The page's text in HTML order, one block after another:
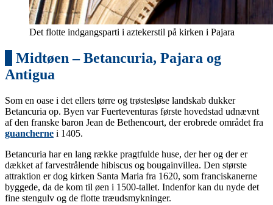
Det flotte indgangsparti i aztekerstil på kirken i Pajara
Midtøen – Betancuria, Pajara og
Antigua
Som en oase i det ellers tørre og trøstesløse landskab dukker
Betancuria op. Byen var Fuerteventuras første hovedstad udnævnt
af den franske baron Jean de Bethencourt, der erobrede området fra
guancherne i 1405.
Betancuria har en lang række pragtfulde huse, der her og der er
dækket af farvestrålende hibiscus og bougainvillea. Den største
attraktion er dog kirken Santa Maria fra 1620, som franciskanerne
byggede, da de kom til øen i 1500-tallet. Indenfor kan du nyde det
fine stengulv og de flotte træudsmykninger.